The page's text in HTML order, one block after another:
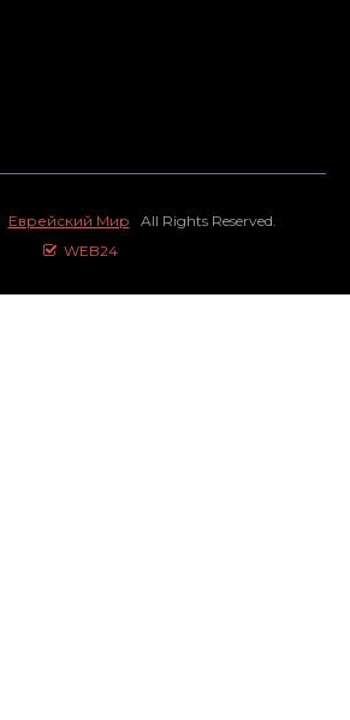
Еврейский Мир All Rights Reserved.
WEB24